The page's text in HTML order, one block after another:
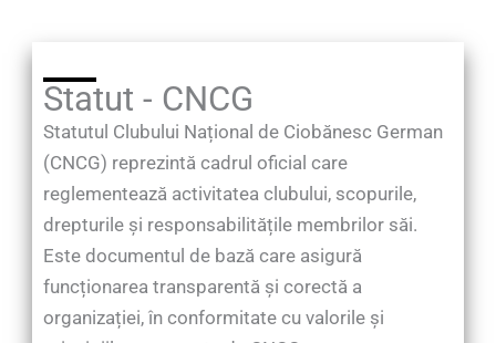
Statut - CNCG
Statutul Clubului Național de Ciobănesc German
(CNCG) reprezintă cadrul oficial care
reglementează activitatea clubului, scopurile,
drepturile și responsabilitățile membrilor săi.
Este documentul de bază care asigură
funcționarea transparentă și corectă a
organizației, în conformitate cu valorile și